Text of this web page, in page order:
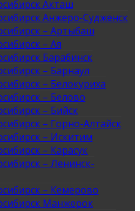
Акташ
Анжеро-Судженск
– Артыбаш
– Ая
Барабинск
– Барнаул
– Белокуриха
– Белово
– Бийск
– Горно-Алтайск
– Искитим
– Карасук
– Ленинск-
– Кемерово
Манжерок